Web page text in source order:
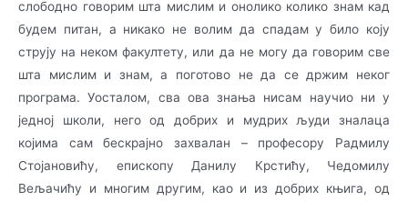
слободно говорим шта мислим и онолико колико знам кад
бу­дем питан, а никако не волим да спадам у било коју
струју на неком факултету, или да не могу да говорим све
шта мислим и знам, а поготово не да се држим неког
програма. Уо­ста­­лом, сва ова знања нисам научио ни у
једној школи, него од добрих и мудрих људи зна­ла­­ца
којима сам бескрајно захвалан – професору Радмилу
Стојановићу, епископу Данилу Кр­­стићу, Чедомилу
Вељачићу и многим другим, као и из добрих књига, од